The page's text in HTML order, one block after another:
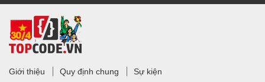
Giới thiệu Quy định chung
Sự kiện